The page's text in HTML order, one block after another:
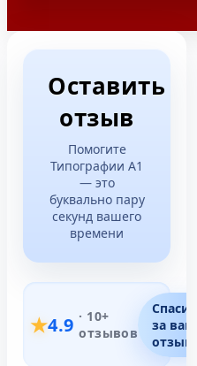
Оставить
отзыв
Помогите
Типографии А1
— это
буквально пару
секунд вашего
времени
★4.9 · 10+
отзывов
Спасибо
за ваши